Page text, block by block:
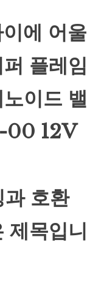
에 어울
플레임
이드 밸
00 12V
호환
제목입니